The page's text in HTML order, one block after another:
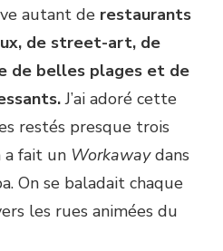
autant de restaurants
de street-art, de
de belles plages et de
J’ai adoré cette
restés presque trois
a fait un Workawaydans
On se baladait chaque
les rues animées du